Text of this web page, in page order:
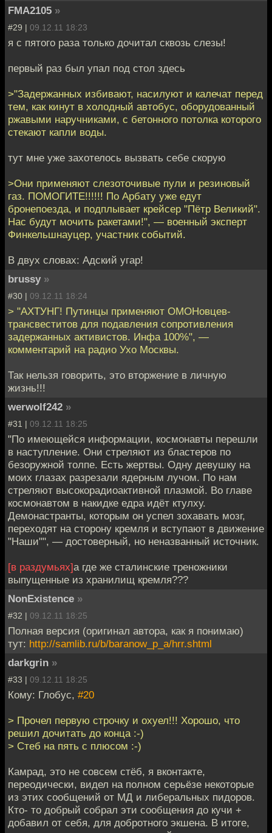
FMA2105 »
#29 | 09.12.11 18:23
я с пятого раза только дочитал сквозь слезы!
первый раз был упал под стол здесь
>"Задержанных избивают, насилуют и калечат перед
тем, как кинут в холодный автобус, оборудованный
ржавыми наручниками, с бетонного потолка которого
стекают капли воды.
тут мне уже захотелось вызвать себе скорую
>Они применяют слезоточивые пули и резиновый
газ. ПОМОГИТЕ!!!!!! По Арбату уже едут
бронепоезда, и подплывает крейсер "Пётр Великий".
Нас будут мочить ракетами!", — военный эксперт
Финкельшнауцер, участник событий.
В двух словах: Адский угар!
brussy »
#30 | 09.12.11 18:24
> "АХТУНГ! Путинцы применяют ОМОНовцев-
трансвеститов для подавления сопротивления
задержанных активистов. Инфа 100%", —
комментарий на радио Ухо Москвы.
Так нельзя говорить, это вторжение в личную
жизнь!!!
werwolf242 »
#31 | 09.12.11 18:25
"По имеющейся информации, космонавты перешли
в наступление. Они стреляют из бластеров по
безоружной толпе. Есть жертвы. Одну девушку на
моих глазах разрезали ядерным лучом. По нам
стреляют высокорадиоактивной плазмой. Во главе
космонавтом в накидке едра идёт ктулху.
Демонастранты, которым он успел зохавать мозг,
переходят на сторону кремля и вступают в движение
"Наши"", — достоверный, но неназванный источник.
[в раздумьях]а где же сталинские треножники
выпущенные из хранилищ кремля???
NonExistence »
#32 | 09.12.11 18:25
Полная версия (оригинал автора, как я понимаю)
тут: http://samlib.ru/b/baranow_p_a/hrr.shtml
darkgrin »
#33 | 09.12.11 18:25
Кому: Глобус, #20
> Прочел первую строчку и охуел!!! Хорошо, что
решил дочитать до конца :-)
> Стеб на пять с плюсом :-)
Камрад, это не совсем стёб, я вконтакте,
переодически, видел на полном серьёзе некоторые
из этих сообщений от МД и либеральных пидоров.
Кто- то добрый собрал эти сообщения до кучи +
добавил от себя, для добротного экшена. В итоге,